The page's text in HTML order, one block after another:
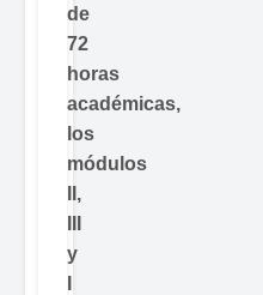
de
72
horas
académicas,
los
módulos
II,
y